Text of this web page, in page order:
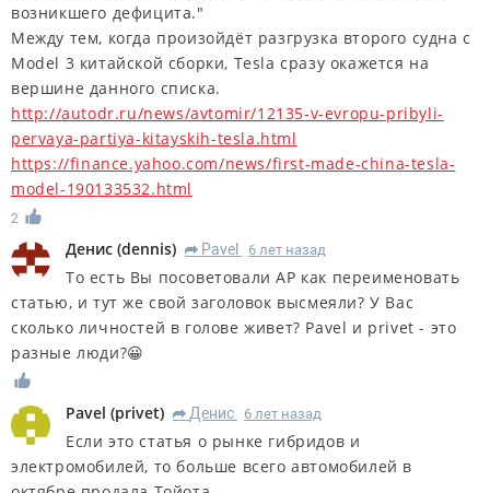
возникшего дефицита."
Между тем, когда произойдёт разгрузка второго судна с
Model 3 китайской сборки, Tesla сразу окажется на
вершине данного списка.
http://autodr.ru/news/avtomir/12135-v-evropu-pribyli-
pervaya-partiya-kitayskih-tesla.html
https://finance.yahoo.com/news/first-made-china-tesla-
model-190133532.html
2
Денис (dennis) R Pavel 6 лет назад
То есть Вы посоветовали АР как переименовать
статью, и тут же свой заголовок высмеяли? У Вас
сколько личностей в голове живет? Pavel и privet - это
разные люди?😀
Pavel (privet) R Денис 6 лет назад
Если это статья о рынке гибридов и
электромобилей, то больше всего автомобилей в